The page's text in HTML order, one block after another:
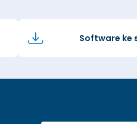
Software ke